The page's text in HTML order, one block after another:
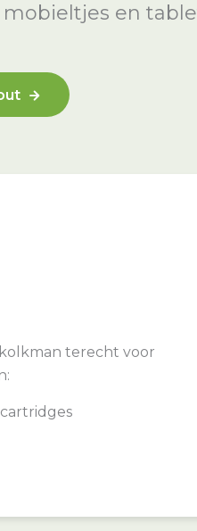
en
terecht voor